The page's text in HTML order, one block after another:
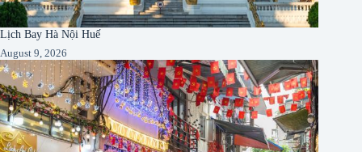
Lịch Bay Hà Nội Huế
August 9, 2026